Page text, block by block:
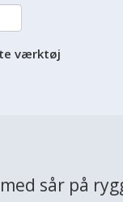
værktøj
sår på